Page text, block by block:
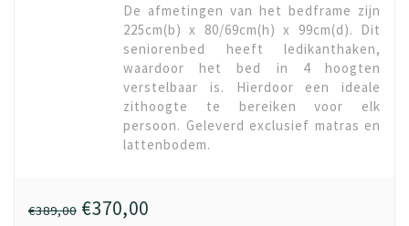
De afmetingen van het bedframe zijn
225cm(b) x 80/69cm(h) x 99cm(d). Dit
seniorenbed heeft ledikanthaken,
waardoor het bed in 4 hoogten
verstelbaar is. Hierdoor een ideale
zithoogte te bereiken voor elk
persoon. Geleverd exclusief matras en
lattenbodem.
€389,00 €370,00